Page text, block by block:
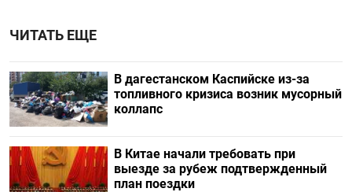
ЧИТАТЬ ЕЩЕ
В дагестанском Каспийске из-за
топливного кризиса возник мусорный
коллапс
В Китае начали требовать при
выезде за рубеж подтвержденный
план поездки